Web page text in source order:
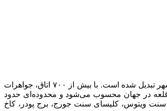
قلعه پراگ با قدمتی که به سال ۹۷۰ میلادی بازمی‌گردد، زمانی اقامتگاه پادشاهان بوهمی بود و امروزه به اقامتگاه رئیس‌جمهور و پربازدیدترین بنای تاریخی شهر تبدیل شده است. با بیش از ۷۰۰ اتاق، جواهرات
قلعه در جهان محسوب می‌شود و محدوده‌ای حدود
دیگری مانند کلیسای جامع سنت ویتوس، کلیسای سنت جورج، برج پودر، کاخ